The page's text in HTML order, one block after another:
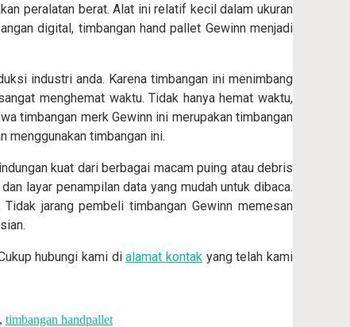
peralatan berat. Alat ini relatif kecil dalam ukuran
digital, timbangan hand pallet Gewinn menjadi
industri anda. Karena timbangan ini menimbang
menghemat waktu. Tidak hanya hemat waktu,
timbangan merk Gewinn ini merupakan timbangan
menggunakan timbangan ini.
kuat dari berbagai macam puing atau debris
layar penampilan data yang mudah untuk dibaca.
jarang pembeli timbangan Gewinn memesan
hubungi kami dialamat kontak yang telah kami
, timbangan handpallet